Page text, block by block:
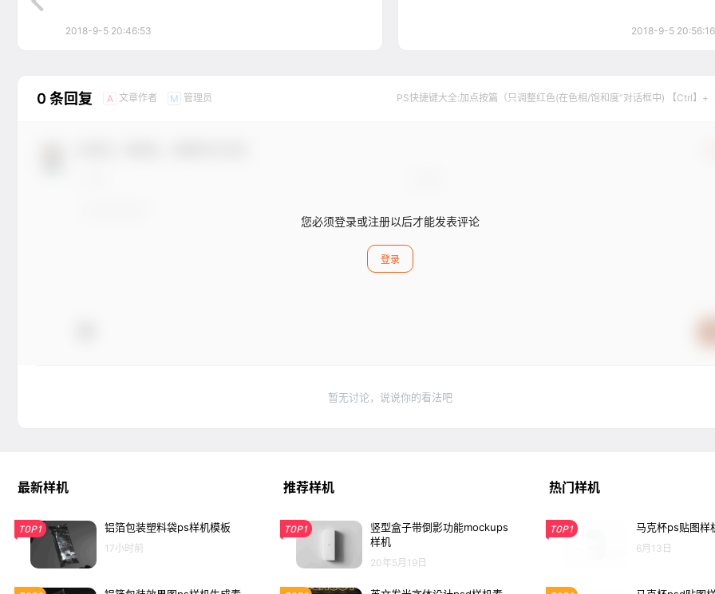
2018-9-5 20:46:53 2018-9-5 20:56:16
0 条回复 A 文章作者 M 管理员 PS快捷键大全:加点按篇（只调整红色(在色相/饱和度”对话框中) 【Ctrl】+
您必须登录或注册以后才能发表评论
登录
暂无讨论，说说你的看法吧
最新样机
TOP1 铝箔包装塑料袋ps样机模板
17小时前
推荐样机
TOP1
竖型盒子带倒影功能mockups
样机
20年5月19日
热门样机
TOP1 马克杯ps贴图样
6月13日